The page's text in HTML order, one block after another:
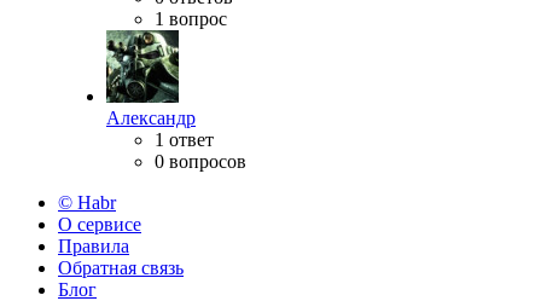
1 вопрос
Александр
1 ответ
0 вопросов
© Habr
О сервисе
Правила
Обратная связь
Блог